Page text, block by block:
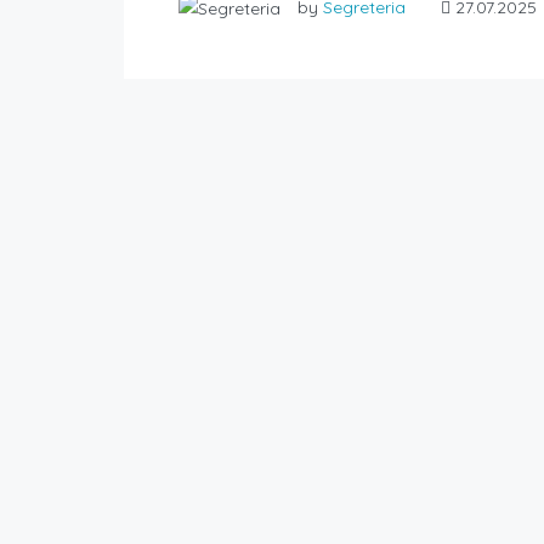
by Segreteria 27.07.2025